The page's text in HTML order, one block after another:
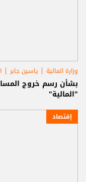
وزارة المالية ياسين جابر
بشأن رسم خروج
"المالية"
إقتصاد